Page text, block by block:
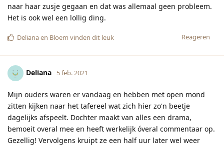
naar haar zusje gegaan en dat was allemaal geen probleem.
Het is ook wel een lollig ding.
Reageren
Delianaen Bloem vinden dit leuk
Deliana 5 feb. 2021
Mijn ouders waren er vandaag en hebben met open mond
zitten kijken naar het tafereel wat zich hier zo'n beetje
dagelijks afspeelt. Dochter maakt van alles een drama,
bemoeit overal mee en heeft werkelijk óveral commentaar op.
Gezellig! Vervolgens kruipt ze een half uur later wel weer